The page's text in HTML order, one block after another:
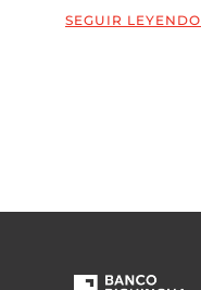
SEGUIR LEYENDO